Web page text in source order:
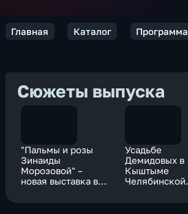
Главная Каталог Программа
Сюжеты выпуска
"Пальмы и розы
Зинаиды
Морозовой" –
новая выставка в
Усадьбе
Демидовых в
Кыштыме
Челябинской